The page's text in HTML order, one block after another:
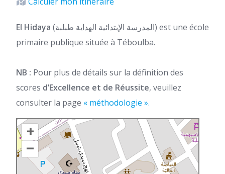
El Hidaya (المدرسة الإبتدائية الهداية طبلبة) est une école
primaire publique située à Téboulba.
NB : Pour plus de détails sur la définition des
scores d’Excellence et de Réussite, veuillez
consulter la page « méthodologie ».
+
–